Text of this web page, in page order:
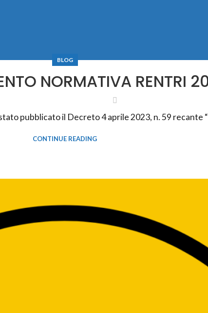
BLOG
NORMATIVA RENTRI
pubblicato il Decreto 4 aprile 2023, n. 59 recante
CONTINUE READING